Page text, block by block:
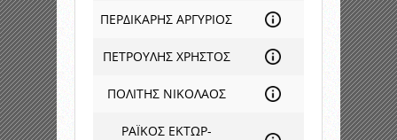
ΠΕΡΔΙΚΑΡΗΣ ΑΡΓΥΡΙΟΣ
ΠΕΤΡΟΥΛΗΣ ΧΡΗΣΤΟΣ
ΠΟΛΙΤΗΣ ΝΙΚΟΛΑΟΣ
ΡΑΪΚΟΣ ΕΚΤΩΡ-